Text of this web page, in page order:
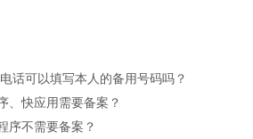
话可以填写本人的备用号码吗？
、快应用需要备案？
序不需要备案？